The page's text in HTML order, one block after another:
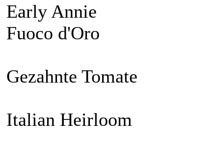
Early Annie
Fuoco d'Oro
Gezahnte Tomate
Italian Heirloom